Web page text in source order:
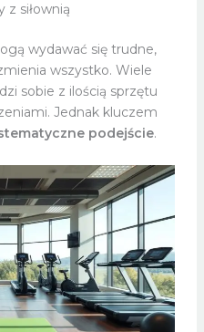
siłownią
wydawać się trudne,
wszystko. Wiele
sobie z ilością sprzętu
Jednak kluczem
podejście.